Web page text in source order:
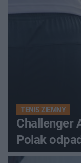
TENIS ZIEMNY
Challenger
Polak